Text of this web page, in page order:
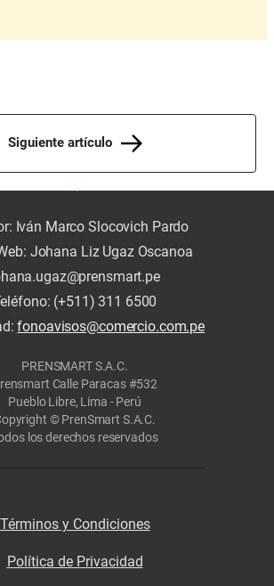
Siguiente artículo
Iván Marco Slocovich Pardo
Johana Liz Ugaz Oscanoa
(+511) 311 6500
fonoavisos@comercio.com.pe
PRENSMART S.A.C.
Calle Paracas #532
Pueblo Libre, Lima - Perú
© PrenSmart S.A.C.
los derechos reservados
Términos y Condiciones
Política de Privacidad